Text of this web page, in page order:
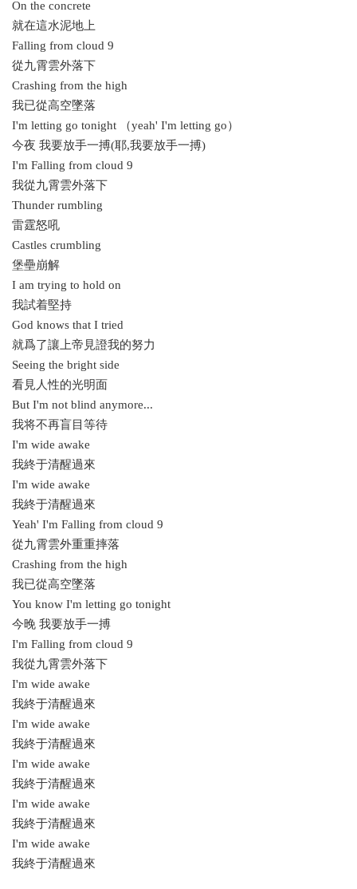
On the concrete
就在這水泥地上
Falling from cloud 9
從九霄雲外落下
Crashing from the high
我已從高空墜落
I'm letting go tonight （yeah' I'm letting go）
今夜 我要放手一搏(耶,我要放手一搏)
I'm Falling from cloud 9
我從九霄雲外落下
Thunder rumbling
雷霆怒吼
Castles crumbling
堡壘崩解
I am trying to hold on
我試着堅持
God knows that I tried
就爲了讓上帝見證我的努力
Seeing the bright side
看見人性的光明面
But I'm not blind anymore...
我将不再盲目等待
I'm wide awake
我終于清醒過來
I'm wide awake
我終于清醒過來
Yeah' I'm Falling from cloud 9
從九霄雲外重重摔落
Crashing from the high
我已從高空墜落
You know I'm letting go tonight
今晚 我要放手一搏
I'm Falling from cloud 9
我從九霄雲外落下
I'm wide awake
我終于清醒過來
I'm wide awake
我終于清醒過來
I'm wide awake
我終于清醒過來
I'm wide awake
我終于清醒過來
I'm wide awake
我終于清醒過來